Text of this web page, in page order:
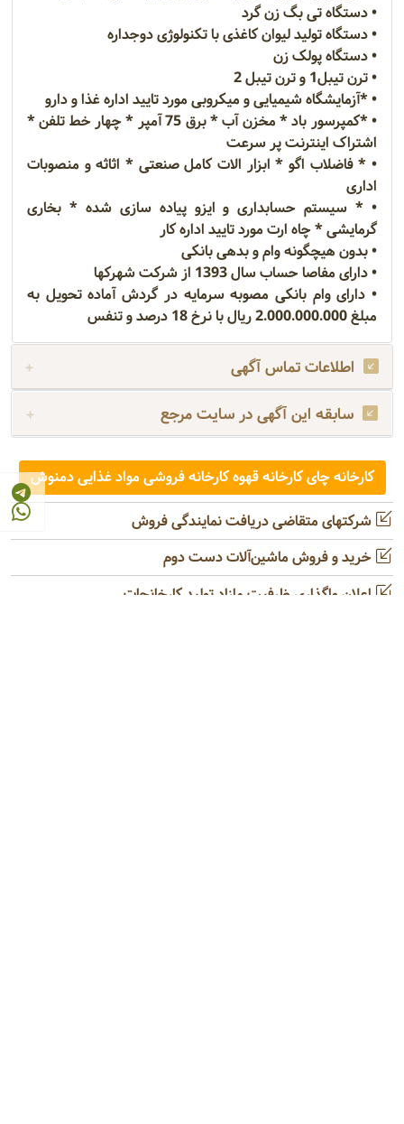
• دستگاه تی بگ زن گرد
• دستگاه تولید لیوان کاغذی با تکنولوژی دوجداره
• دستگاه پولک زن
• ترن تیبل1 و ترن تیبل 2
• *آزمایشگاه شیمیایی و میکروبی مورد تایید اداره غذا و دارو
• *کمپرسور باد * مخزن آب * برق 75 آمپر * چهار خط تلفن *
اشتراک اینترنت پر سرعت
• * فاضلاب اگو * ابزار الات کامل صنعتی * اثاثه و منصوبات
اداری
• * سیستم حسابداری و ایزو پیاده سازی شده * بخاری
گرمایشی * چاه ارت مورد تایید اداره کار
• بدون هیچگونه وام و بدهی بانکی
• دارای مفاصا حساب سال 1393 از شرکت شهرکها
• دارای وام بانکی مصوبه سرمایه در گردش آماده تحویل به
مبلغ 2.000.000.000 ریال با نرخ 18 درصد و تنفس
اطلاعات تماس آگهی
سابقه این آگهی در سایت مرجع
کارخانه چای کارخانه قهوه کارخانه فروشی مواد غذایی دمنوش
شرکتهای متقاضی دریافت نمایندگی فروش
خرید و فروش ماشین‌آلات دست دوم
اعلان واگذاری ظرفیت مازاد تولید کارخانجات